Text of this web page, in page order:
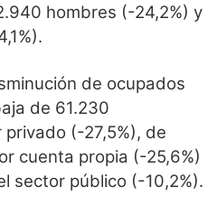
hombres (-24,2%) y
de ocupados
de 61.230
(-27,5%), de
cuenta propia (-25,6%)
sector público (-10,2%).